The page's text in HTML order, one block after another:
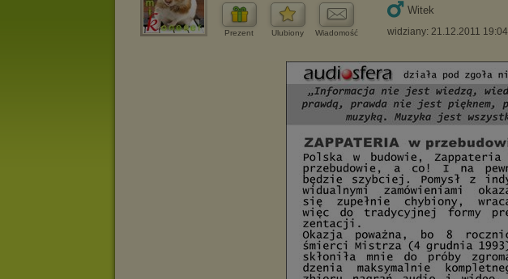
Prezent Ulubiony Wiadomość
Witek
widziany: 21.12.2011 19:04